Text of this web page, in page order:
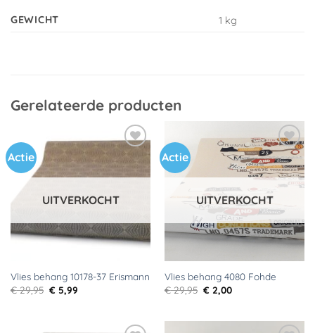
GEWICHT 1 kg
Gerelateerde producten
Actie
Toevoegen
aan
verlanglijst
UITVERKOCHT
Vlies behang 10178-37 Erismann
€29,95 Oorspronkelijke
prijs
€ 5,99Huidige
Actie
Toevoegen
aan
verlanglijst
UITVERKOCHT
Vlies behang 4080 Fohde
€29,95 Oorspronkelijke
prijs
€ 2,00Huidige